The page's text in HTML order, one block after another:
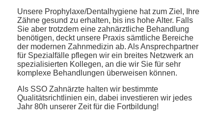
Unsere Prophylaxe/Dentalhygiene hat zum Ziel, Ihre
Zähne gesund zu erhalten, bis ins hohe Alter. Falls
Sie aber trotzdem eine zahnärztliche Behandlung
benötigen, deckt unsere Praxis sämtliche Bereiche
der modernen Zahnmedizin ab. Als Ansprechpartner
für Spezialfälle pflegen wir ein breites Netzwerk an
spezialisierten Kollegen, an die wir Sie für sehr
komplexe Behandlungen überweisen können.
Als SSO Zahnärzte halten wir bestimmte
Qualitätsrichtlinien ein, dabei investieren wir jedes
Jahr 80h unserer Zeit für die Fortbildung!